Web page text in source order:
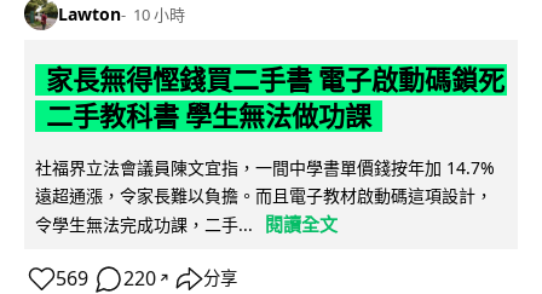
Lawton 10 小時
家長無得慳錢買二手書 電子啟動碼鎖死
二手教科書 學生無法做功課
社福界立法會議員陳文宜指，一間中學書單價錢按年加 14.7%
遠超通漲，令家長難以負擔。而且電子教材啟動碼這項設計，
令學生無法完成功課，二手...
閱讀全文
569 220 ↗ 分享